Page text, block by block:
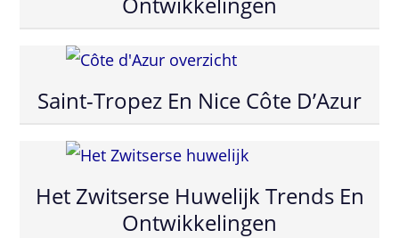
Saint-Tropez En Nice Côte D’Azur
Het Zwitserse Huwelijk Trends En
Ontwikkelingen